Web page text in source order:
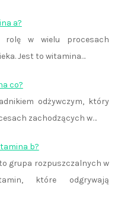
a?
rolę w wielu procesach
Jest to witamina…
co?
odżywczym, który
zachodzących w…
b?
grupa rozpuszczalnych w
które odgrywają